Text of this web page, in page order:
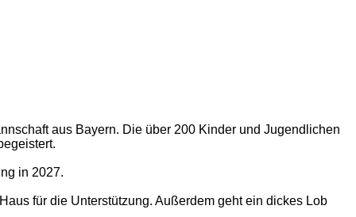
aus Bayern. Die über 200 Kinder und Jugendlichen
in 2027.
für die Unterstützung. Außerdem geht ein dickes Lob